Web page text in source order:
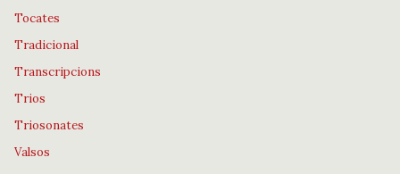
Tocates
Tradicional
Transcripcions
Trios
Triosonates
Valsos